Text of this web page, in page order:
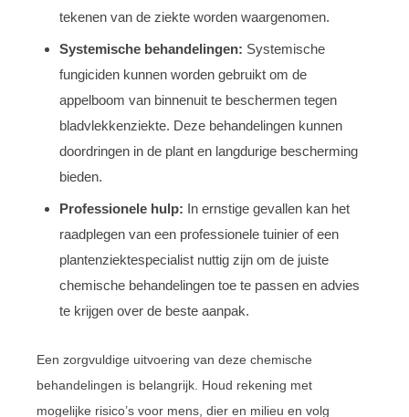
tekenen van de ziekte worden waargenomen.
Systemische behandelingen: Systemische
fungiciden kunnen worden gebruikt om de
appelboom van binnenuit te beschermen tegen
bladvlekkenziekte. Deze behandelingen kunnen
doordringen in de plant en langdurige bescherming
bieden.
Professionele hulp: In ernstige gevallen kan het
raadplegen van een professionele tuinier of een
plantenziektespecialist nuttig zijn om de juiste
chemische behandelingen toe te passen en advies
te krijgen over de beste aanpak.
Een zorgvuldige uitvoering van deze chemische
behandelingen is belangrijk. Houd rekening met
mogelijke risico’s voor mens, dier en milieu en volg